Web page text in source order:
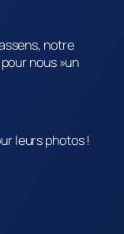
notre
nous »un
leurs photos !